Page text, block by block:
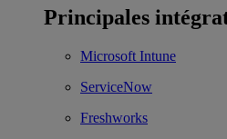
Principales
Microsoft Intune
ServiceNow
Freshworks